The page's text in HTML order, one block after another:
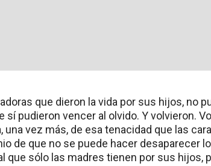
que dieron la vida por sus hijos, no
sí pudieron vencer al olvido. Y volvieron.
vez más, de esa tenacidad que las
de que no se puede hacer desaparecer
que sólo las madres tienen por sus hijos,